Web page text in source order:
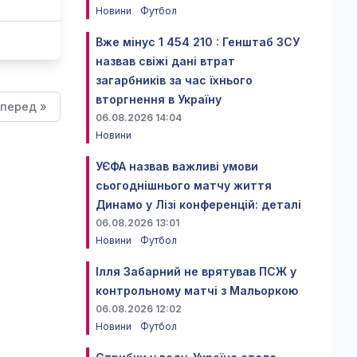
»
Новини
Футбол
Вже мінус 1 454 210 : Генштаб ЗСУ
назвав свіжі дані втрат
загарбників за час їхнього
вторгнення в Україну
06.08.2026 14:04
Новини
УЄФА назвав важливі умови
сьогоднішнього матчу життя
Динамо у Лізі конференцій: деталі
06.08.2026 13:01
Новини
Футбол
Ілля Забарний не врятував ПСЖ у
контрольному матчі з Мальоркою
06.08.2026 12:02
Новини
Футбол